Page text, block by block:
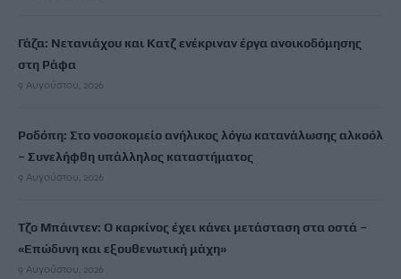
Γάζα: Νετανιάχου και Κατζ ενέκριναν έργα ανοικοδόμησης
στη Ράφα
9 Αυγούστου, 2026
Ροδόπη: Στο νοσοκομείο ανήλικος λόγω κατανάλωσης αλκοόλ
– Συνελήφθη υπάλληλος καταστήματος
9 Αυγούστου, 2026
Τζο Μπάιντεν: Ο καρκίνος έχει κάνει μετάσταση στα οστά –
«Επώδυνη και εξουθενωτική μάχη»
9 Αυγούστου, 2026